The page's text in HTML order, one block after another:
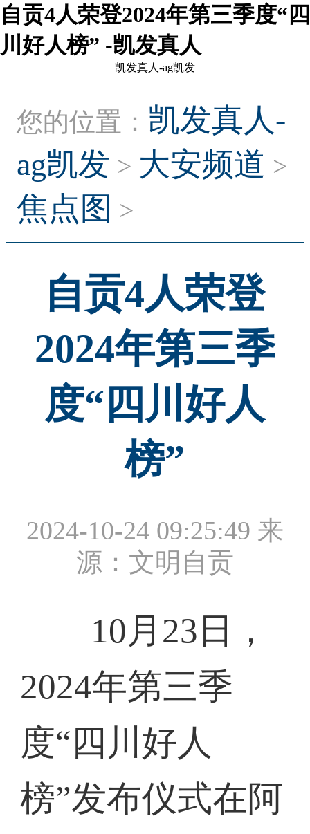
自贡4人荣登2024年第三季度“四
川好人榜” -凯发真人
凯发真人-ag凯发
您的位置： 凯发真人-
ag凯发 > 大安频道 >
焦点图 >
自贡4人荣登
2024年第三季
度“四川好人
榜”
2024-10-24 09:25:49 来
源：文明自贡
10月23日，
2024年第三季
度“四川好人
榜”发布仪式在阿